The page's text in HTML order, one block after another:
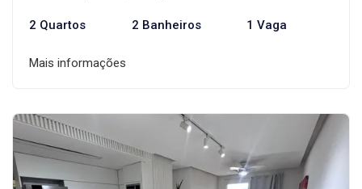
2 Quartos 2 Banheiros 1 Vaga
Mais informações